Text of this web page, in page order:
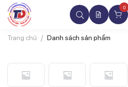
0
Trang chủ Danh sách sản phẩm